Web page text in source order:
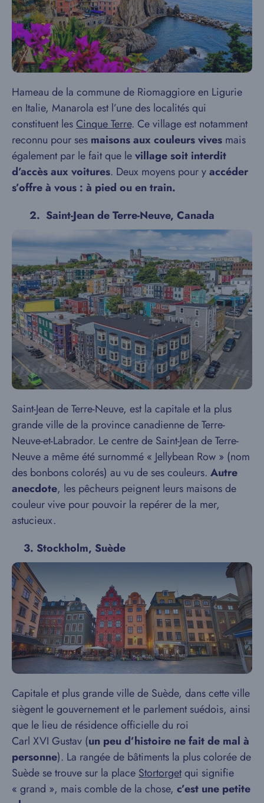
Hameau de la commune de Riomaggiore en Ligurie
en Italie, Manarola est l’une des localités qui
constituent lesCinque Terre. Ce village est notamment
reconnu pour ses maisons aux couleurs vives mais
également par le fait que levillage soit interdit
d’accès aux voitures. Deux moyens pour yaccéder
s’offre à vous : à pied ou en train.
2. Saint-Jean de Terre-Neuve, Canada
Saint-Jean de Terre-Neuve, est la capitale et la plus
grande ville de la province canadienne de Terre-
Neuve-et-Labrador. Le centre de Saint-Jean de Terre-
Neuve a même été surnommé « Jellybean Row » (nom
des bonbons colorés) au vu de ses couleurs. Autre
anecdote, les pêcheurs peignent leurs maisons de
couleur vive pour pouvoir la repérer de la mer,
astucieux.
3. Stockholm, Suède
Capitale et plus grande ville de Suède, dans cette ville
siègent le gouvernement et le parlement suédois, ainsi
que le lieu de résidence officielle du roi
Carl XVI Gustav (un peu d’histoire ne fait de mal à
personne). La rangée de bâtiments la plus colorée de
Suède se trouve sur la placeStortorgetqui signifie
« grand », mais comble de la chose, c’est une petite